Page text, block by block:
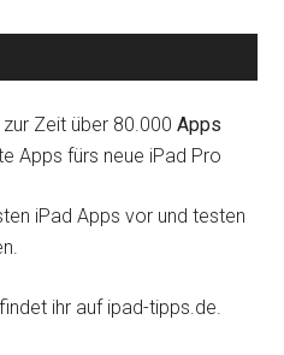
Zeit über 80.000Apps
Apps fürs neue iPad Pro
iPad Apps vor und testen
findet ihr auf ipad-tipps.de.